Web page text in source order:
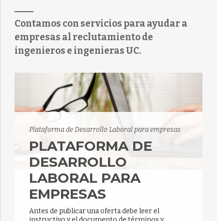
Contamos con servicios para ayudar a
empresas al reclutamiento de
ingenieros e ingenieras UC.
Plataforma de Desarrollo Laboral para empresas
PLATAFORMA DE
DESARROLLO
LABORAL PARA
EMPRESAS
Antes de publicar una oferta debe leer el